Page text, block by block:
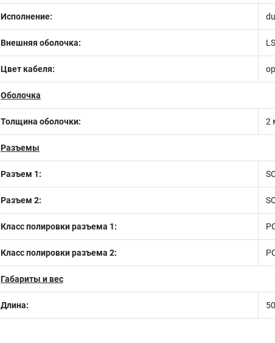
Исполнение:
Внешняя оболочка:
Цвет кабеля:
Оболочка
Толщина оболочки: 2
Разъемы
Разъем 1:
Разъем 2:
Класс полировки разъема 1:
Класс полировки разъема 2:
Габариты и вес
Длина: